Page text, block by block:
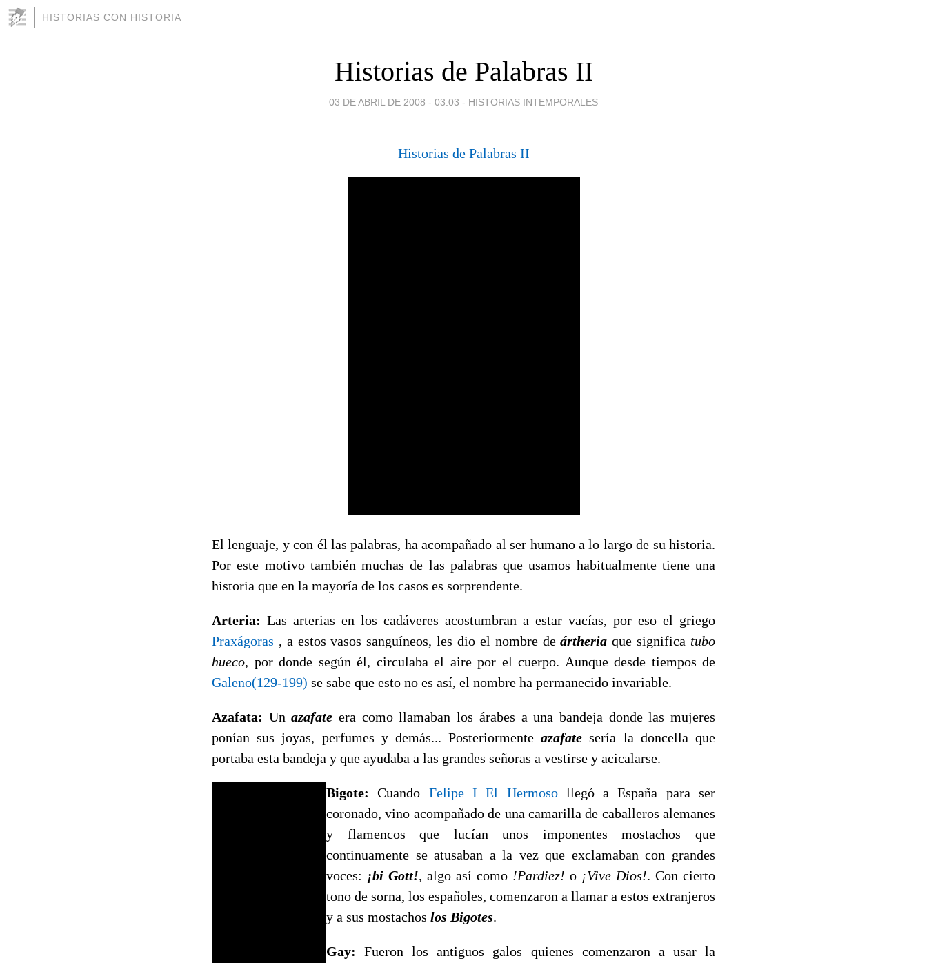
HISTORIAS CON HISTORIA
Historias de Palabras II
03 DE ABRIL DE 2008 - 03:03 - HISTORIAS INTEMPORALES
Historias de Palabras II
El lenguaje, y con él las palabras, ha acompañado al ser humano a lo largo de su historia.
Por este motivo también muchas de las palabras que usamos habitualmente tiene una
historia que en la mayoría de los casos es sorprendente.
Arteria: Las arterias en los cadáveres acostumbran a estar vacías, por eso el griego
Praxágoras , a estos vasos sanguíneos, les dio el nombre deártheria que significa tubo
hueco, por donde según él, circulaba el aire por el cuerpo. Aunque desde tiempos de
Galeno(129-199) se sabe que esto no es así, el nombre ha permanecido invariable.
Azafata: Unazafate era como llamaban los árabes a una bandeja donde las mujeres
ponían sus joyas, perfumes y demás... Posteriormenteazafate sería la doncella que
portaba esta bandeja y que ayudaba a las grandes señoras a vestirse y acicalarse.
Bigote: Cuando Felipe I El Hermosollegó a España para ser
coronado, vino acompañado de una camarilla de caballeros alemanes
y flamencos que lucían unos imponentes mostachos que
continuamente se atusaban a la vez que exclamaban con grandes
voces: ¡bi Gott!, algo así como !Pardiez! o ¡Vive Dios!. Con cierto
tono de sorna, los españoles, comenzaron a llamar a estos extranjeros
y a sus mostachos los Bigotes.
Gay: Fueron los antiguos galos quienes comenzaron a usar la